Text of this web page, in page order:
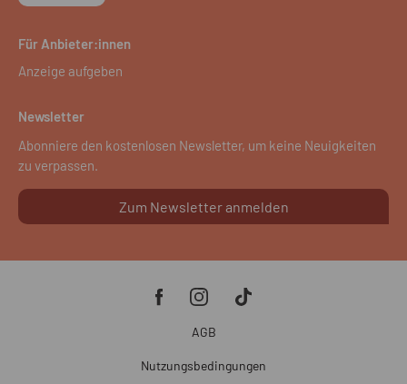
Für Anbieter:innen
Anzeige aufgeben
Newsletter
Abonniere den kostenlosen Newsletter, um keine Neuigkeiten
zu verpassen.
Zum Newsletter anmelden
AGB
Nutzungsbedingungen